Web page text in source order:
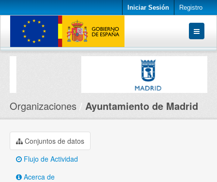
Iniciar Sesión Registro
Conjuntos de datos
Organizaciones Ayuntamiento de Madrid
Conjuntos de datos
Flujo de Actividad
Acerca de